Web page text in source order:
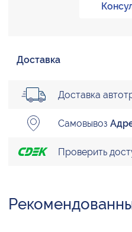
Доставка
Доставка
Самовывоз
Проверить